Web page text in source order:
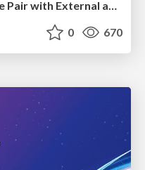
0 670